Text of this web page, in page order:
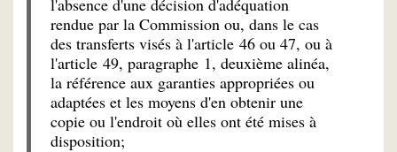
l'absence d'une décision d'adéquation
rendue par la Commission ou, dans le cas
des transferts visés à l'article 46 ou 47, ou à
l'article 49, paragraphe 1, deuxième alinéa,
la référence aux garanties appropriées ou
adaptées et les moyens d'en obtenir une
copie ou l'endroit où elles ont été mises à
disposition;